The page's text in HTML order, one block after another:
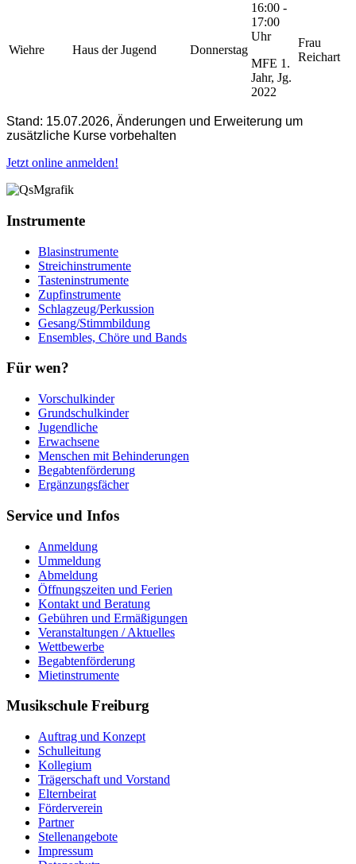
Wiehre Haus der Jugend Donnerstag
16:00 -
17:00
Uhr
MFE 1.
Jahr, Jg.
2022
Frau
Reichart
Stand: 15.07.2026, Änderungen und Erweiterung um
zusätzliche Kurse vorbehalten
Jetzt online anmelden!
Instrumente
Blasinstrumente
Streichinstrumente
Tasteninstrumente
Zupfinstrumente
Schlagzeug/Perkussion
Gesang/Stimmbildung
Ensembles, Chöre und Bands
Für wen?
Vorschulkinder
Grundschulkinder
Jugendliche
Erwachsene
Menschen mit Behinderungen
Begabtenförderung
Ergänzungsfächer
Service und Infos
Anmeldung
Ummeldung
Abmeldung
Öffnungszeiten und Ferien
Kontakt und Beratung
Gebühren und Ermäßigungen
Veranstaltungen / Aktuelles
Wettbewerbe
Begabtenförderung
Mietinstrumente
Musikschule Freiburg
Auftrag und Konzept
Schulleitung
Kollegium
Trägerschaft und Vorstand
Elternbeirat
Förderverein
Partner
Stellenangebote
Impressum